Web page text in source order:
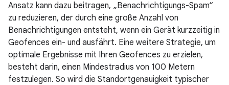
Ansatz kann dazu beitragen, „Benachrichtigungs-Spam“
zu reduzieren, der durch eine große Anzahl von
Benachrichtigungen entsteht, wenn ein Gerät kurzzeitig in
Geofences ein- und ausfährt. Eine weitere Strategie, um
optimale Ergebnisse mit Ihren Geofences zu erzielen,
besteht darin, einen Mindestradius von 100 Metern
festzulegen. So wird die Standortgenauigkeit typischer